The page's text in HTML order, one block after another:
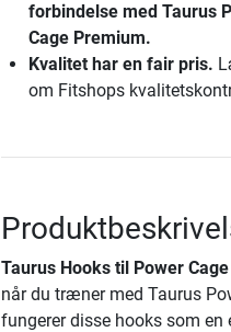
forbindelse med Taurus
Cage Premium.
Kvalitet har en fair pris.
om Fitshops
Taurus Hooks til Power Cage
når du træner med Taurus
fungerer disse hooks som